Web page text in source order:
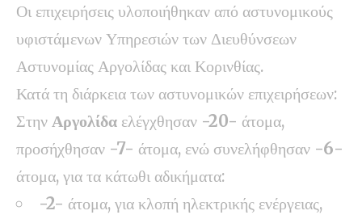
Οι επιχειρήσεις υλοποιήθηκαν από αστυνομικούς
υφιστάμενων Υπηρεσιών των Διευθύνσεων
Αστυνομίας Αργολίδας και Κορινθίας.
Κατά τη διάρκεια των αστυνομικών επιχειρήσεων:
Στην Αργολίδα ελέγχθησαν -20- άτομα,
προσήχθησαν -7- άτομα, ενώ συνελήφθησαν -6-
άτομα, για τα κάτωθι αδικήματα:
-2- άτομα, για κλοπή ηλεκτρικής ενέργειας,